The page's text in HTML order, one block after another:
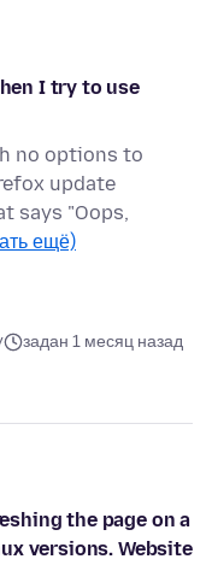
I try to use
no options to
update
says "Oops,
ещё)
задан 1 месяц назад
the page on a
versions. Website